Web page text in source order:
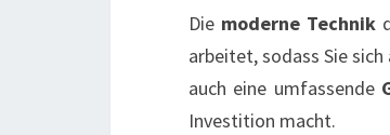
Die moderne Technik
arbeitet, sodass Sie
auch eine umfassende
Investition macht.